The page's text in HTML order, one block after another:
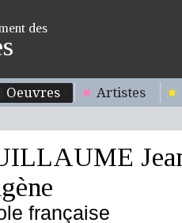
des
Oeuvres Artistes
française